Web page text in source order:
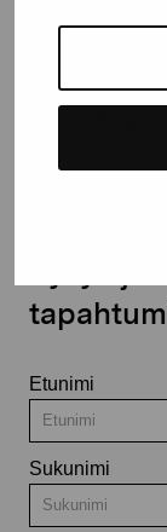
Etunimi
Sukunimi